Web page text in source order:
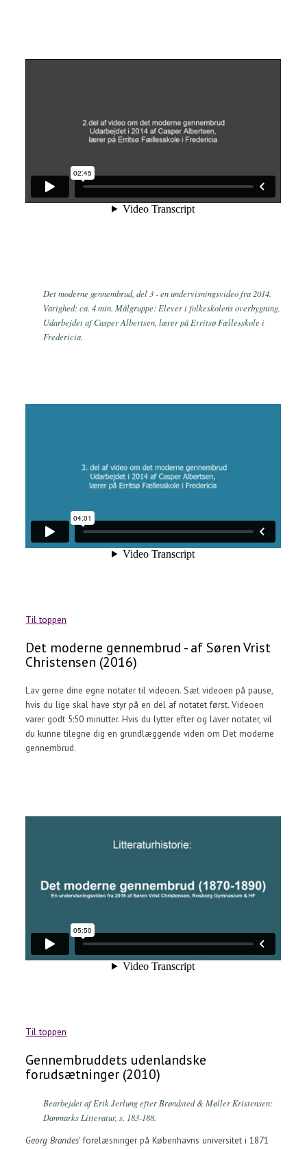
Det moderne gennembrud, del 3 - en undervisningsvideo fra 2014.
Varighed: ca. 4 min. Målgruppe: Elever i folkeskolens overbygning.
Udarbejdet af Casper Albertsen, lærer på Erritsø Fællesskole i
Fredericia.
Til toppen
Det moderne gennembrud - af Søren Vrist
Christensen (2016)
Lav gerne dine egne notater til videoen. Sæt videoen på pause,
hvis du lige skal have styr på en del af notatet først. Videoen
varer godt 5:50 minutter. Hvis du lytter efter og laver notater, vil
du kunne tilegne dig en grundlæggende viden om Det moderne
gennembrud.
Til toppen
Gennembruddets udenlandske
forudsætninger (2010)
Bearbejdet af Erik Jerlung efter Brøndsted & Møller Kristensen:
Danmarks Litteratur, s. 183-188.
Georg Brandes' forelæsninger på Københavns universitet i 1871